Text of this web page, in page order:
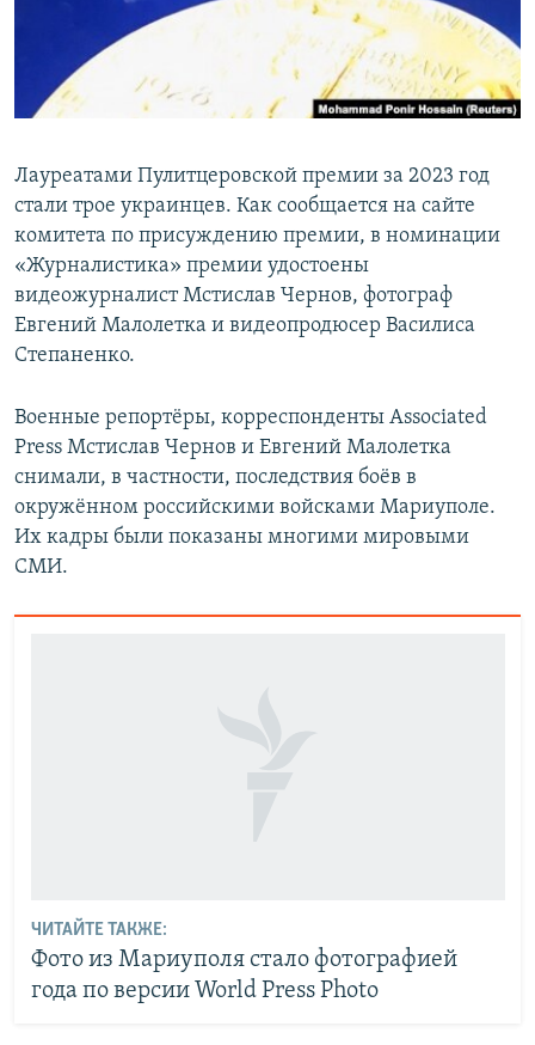
Лауреатами Пулитцеровской премии за 2023 год
стали трое украинцев. Как сообщается на сайте
комитета по присуждению премии, в номинации
«Журналистика» премии удостоены
видеожурналист Мстислав Чернов, фотограф
Евгений Малолетка и видеопродюсер Василиса
Степаненко.
Военные репортёры, корреспонденты Associated
Press Мстислав Чернов и Евгений Малолетка
снимали, в частности, последствия боёв в
окружённом российскими войсками Мариуполе.
Их кадры были показаны многими мировыми
СМИ.
ЧИТАЙТЕ ТАКЖЕ:
Фото из Мариуполя стало фотографией
года по версии World Press Photo